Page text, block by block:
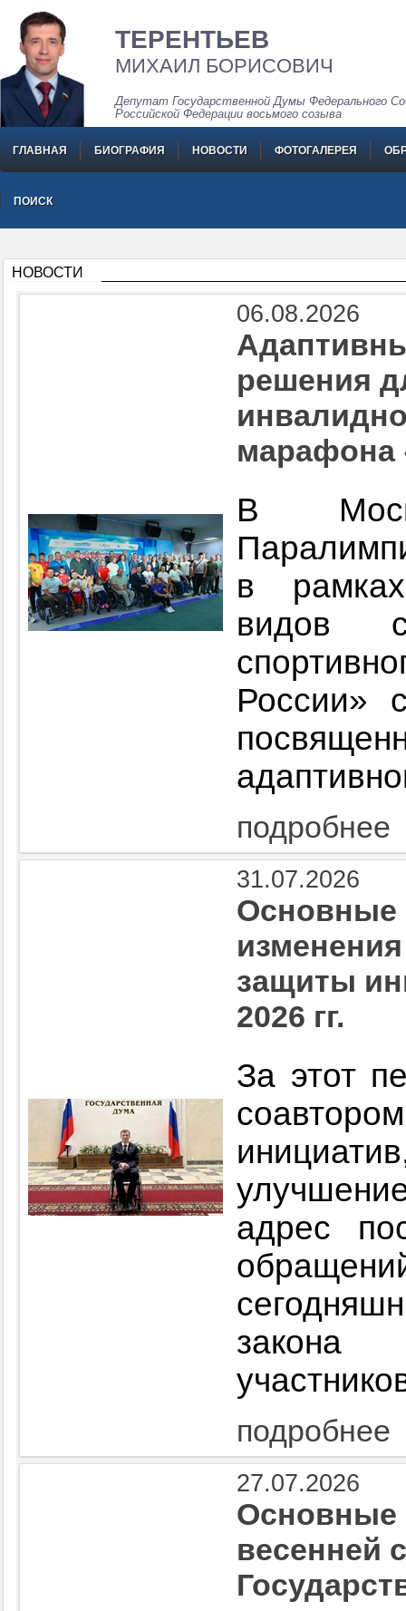
ТЕРЕНТЬЕВ
МИХАИЛ БОРИСОВИЧ
Депутат Государственной Думы Федерального
Российской Федерации восьмого созыва
ГЛАВНАЯ БИОГРАФИЯ НОВОСТИ ФОТОГАЛЕРЕЯ
ПОИСК
НОВОСТИ
06.08.2026
решения
марафона
В
в
видов
России»
подробнее
31.07.2026
Основные
защиты
2026 гг.
За этот
адрес
закона
подробнее
27.07.2026
Основные
весенней